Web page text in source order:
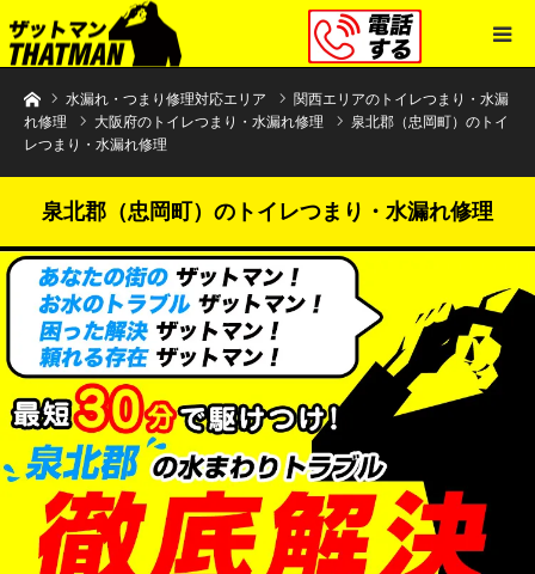
水まわりトラブル解決のザットマン
水漏れ・つまり修理対応エリア
関西エリアのトイレつまり・水漏
れ修理
大阪府のトイレつまり・水漏れ修理
泉北郡（忠岡町）のトイ
レつまり・水漏れ修理
泉北郡（忠岡町）のトイレつまり・水漏れ修理